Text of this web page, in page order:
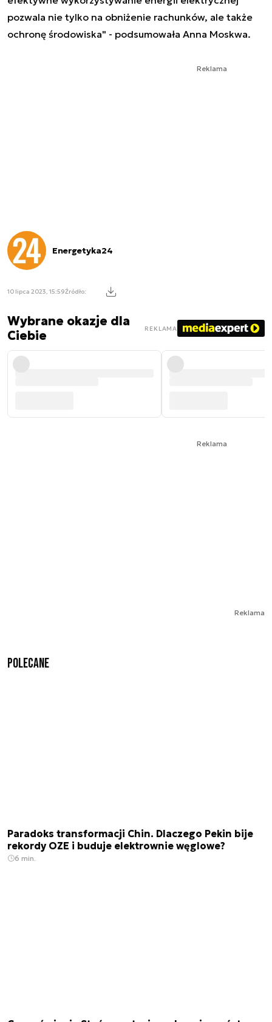
pozwala nie tylko na obniżenie rachunków, ale także
ochronę środowiska" - podsumowała Anna Moskwa.
Reklama
Energetyka24
10 lipca 2023, 15:59Źródło:
Wybrane okazje dla
Ciebie
REKLAMA
Reklama
Reklama
Polecane
Paradoks transformacji Chin. Dlaczego Pekin bije
rekordy OZE i buduje elektrownie węglowe?
6 min.